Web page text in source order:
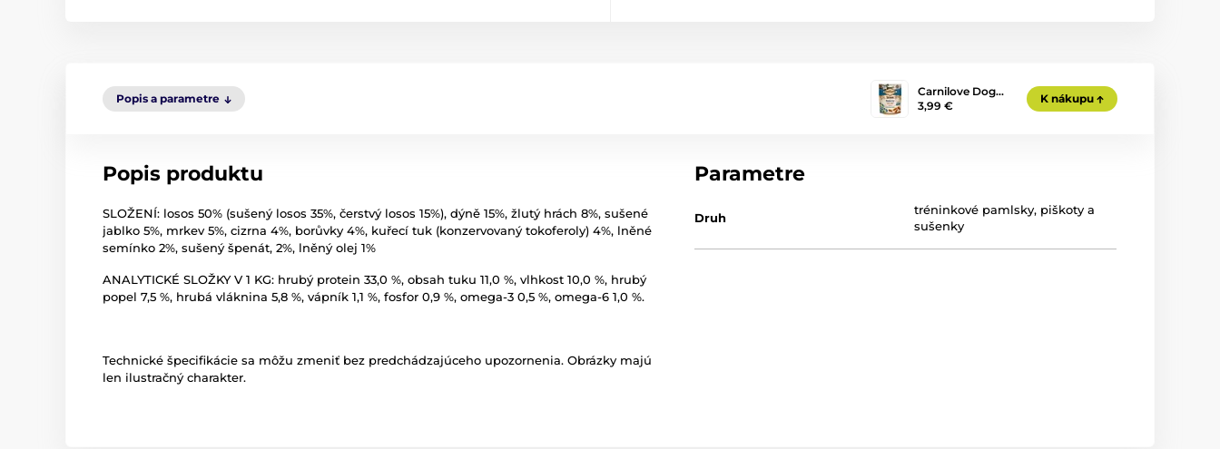
Popis a parametre
Carnilove Dog…
3,99 €
K nákupu
Popis produktu
SLOŽENÍ: losos 50% (sušený losos 35%, čerstvý losos 15%), dýně 15%, žlutý hrách 8%, sušené
jablko 5%, mrkev 5%, cizrna 4%, borůvky 4%, kuřecí tuk (konzervovaný tokoferoly) 4%, lněné
semínko 2%, sušený špenát, 2%, lněný olej 1%
ANALYTICKÉ SLOŽKY V 1 KG: hrubý protein 33,0 %, obsah tuku 11,0 %, vlhkost 10,0 %, hrubý
popel 7,5 %, hrubá vláknina 5,8 %, vápník 1,1 %, fosfor 0,9 %, omega-3 0,5 %, omega-6 1,0 %.
Technické špecifikácie sa môžu zmeniť bez predchádzajúceho upozornenia. Obrázky majú
len ilustračný charakter.
Parametre
Druh
tréninkové pamlsky, piškoty a
sušenky